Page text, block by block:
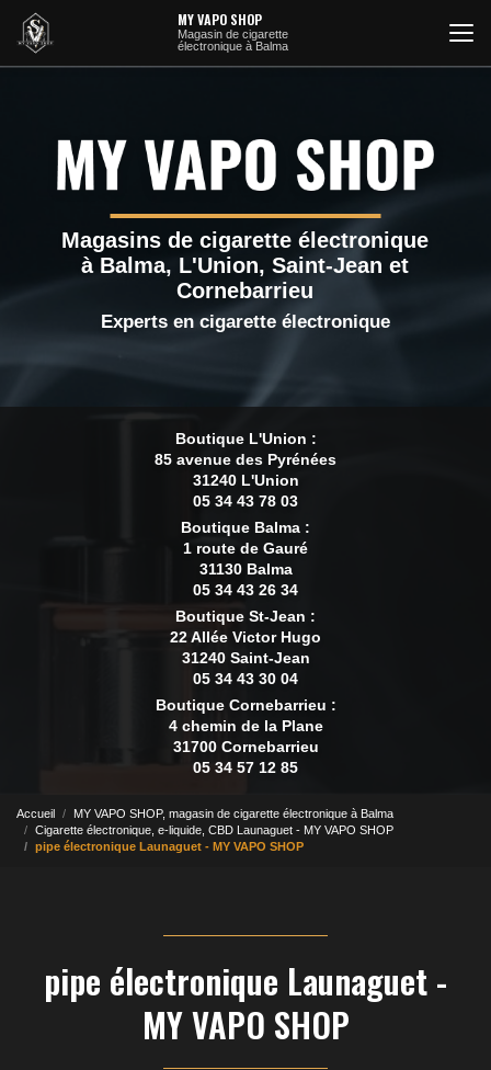
contenu
principal
MY VAPO SHOP
Magasin de cigarette
électronique à Balma
Magasins de cigarette électronique
à Balma, L'Union, Saint-Jean et
Cornebarrieu
Experts en cigarette électronique
Boutique L'Union :
85 avenue des Pyrénées
31240 L'Union
05 34 43 78 03
Boutique Balma :
1 route de Gauré
31130 Balma
05 34 43 26 34
Boutique St-Jean :
22 Allée Victor Hugo
31240 Saint-Jean
05 34 43 30 04
Boutique Cornebarrieu :
4 chemin de la Plane
31700 Cornebarrieu
05 34 57 12 85
Accueil
MY VAPO SHOP, magasin de cigarette électronique à Balma
Cigarette électronique, e-liquide, CBD Launaguet - MY VAPO SHOP
pipe électronique Launaguet - MY VAPO SHOP
pipe électronique Launaguet -
MY VAPO SHOP